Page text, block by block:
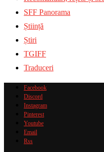
SFF Panorama
Știință
Știri
TGIFF
Traduceri
Facebook
Discord
Instagram
Pinterest
Youtube
Email
Rss